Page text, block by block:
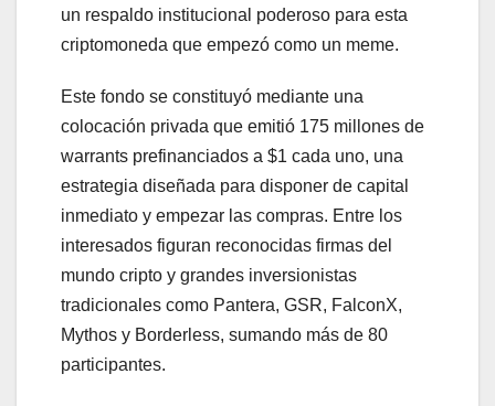
un respaldo institucional poderoso para esta
criptomoneda que empezó como un meme.
Este fondo se constituyó mediante una
colocación privada que emitió 175 millones de
warrants prefinanciados a $1 cada uno, una
estrategia diseñada para disponer de capital
inmediato y empezar las compras. Entre los
interesados figuran reconocidas firmas del
mundo cripto y grandes inversionistas
tradicionales como Pantera, GSR, FalconX,
Mythos y Borderless, sumando más de 80
participantes.